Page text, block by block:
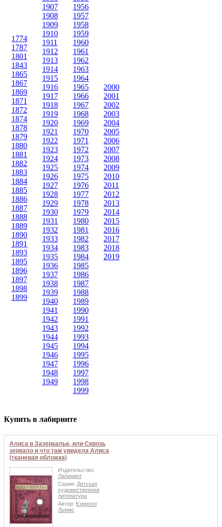
1774
1787
1801
1843
1865
1867
1869
1871
1872
1874
1878
1879
1880
1881
1882
1883
1884
1885
1886
1887
1888
1889
1890
1891
1893
1895
1896
1897
1898
1899
1907
1908
1909
1910
1911
1912
1913
1914
1915
1916
1917
1918
1919
1920
1921
1922
1923
1924
1925
1926
1927
1928
1929
1930
1931
1932
1933
1934
1935
1936
1937
1938
1939
1940
1941
1942
1943
1944
1945
1946
1947
1948
1949
1956
1957
1958
1959
1960
1961
1962
1963
1964
1965
1966
1967
1968
1969
1970
1971
1972
1973
1974
1975
1976
1977
1978
1979
1980
1981
1982
1983
1984
1985
1986
1987
1988
1989
1990
1991
1992
1993
1994
1995
1996
1997
1998
1999
2000
2001
2002
2003
2004
2005
2006
2007
2008
2009
2010
2011
2012
2013
2014
2015
2016
2017
2018
2019
Купить в лабиринте
Алиса в Зазеркалье, или Сквозь
зеркало и что там увидела Алиса
(тканевая обложка)
Издательство:
Лабиринт
Серия: Детская
художественная
литература
Автор: Кэрролл
Льюис